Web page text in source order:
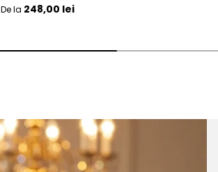
Pret initial
De la 248,00 lei